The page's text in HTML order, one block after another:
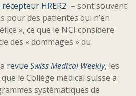
HRER2 – sont souvent
pour des patientes qui n’en
», ce que le NCI considère
des « dommages » du
revue Swiss Medical Weekly, les
le Collège médical suisse a
systématiques de